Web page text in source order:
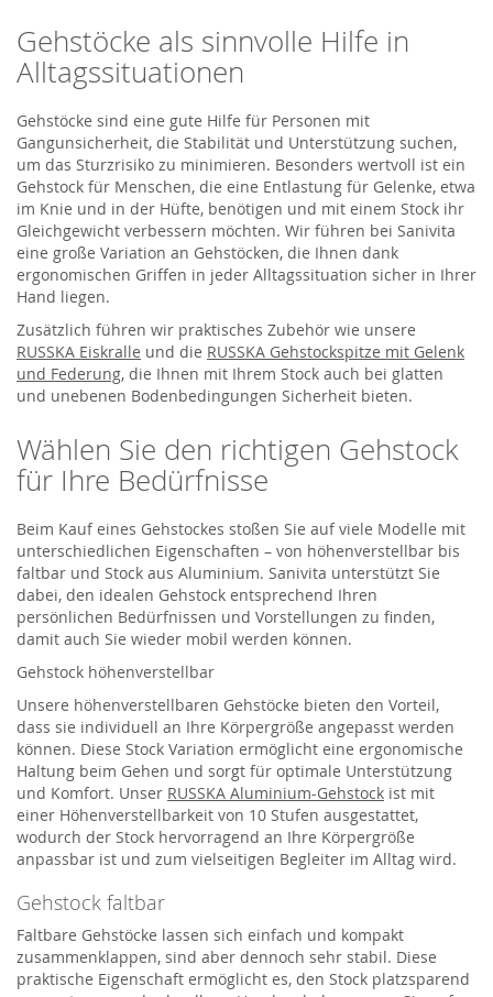
Gehstöcke als sinnvolle Hilfe in
Alltagssituationen
Gehstöcke sind eine gute Hilfe für Personen mit
Gangunsicherheit, die Stabilität und Unterstützung suchen,
um das Sturzrisiko zu minimieren. Besonders wertvoll ist ein
Gehstock für Menschen, die eine Entlastung für Gelenke, etwa
im Knie und in der Hüfte, benötigen und mit einem Stock ihr
Gleichgewicht verbessern möchten. Wir führen bei Sanivita
eine große Variation an Gehstöcken, die Ihnen dank
ergonomischen Griffen in jeder Alltagssituation sicher in Ihrer
Hand liegen.
Zusätzlich führen wir praktisches Zubehör wie unsere
RUSSKA Eiskralle und die RUSSKA Gehstockspitze mit Gelenk
und Federung, die Ihnen mit Ihrem Stock auch bei glatten
und unebenen Bodenbedingungen Sicherheit bieten.
Wählen Sie den richtigen Gehstock
für Ihre Bedürfnisse
Beim Kauf eines Gehstockes stoßen Sie auf viele Modelle mit
unterschiedlichen Eigenschaften – von höhenverstellbar bis
faltbar und Stock aus Aluminium. Sanivita unterstützt Sie
dabei, den idealen Gehstock entsprechend Ihren
persönlichen Bedürfnissen und Vorstellungen zu finden,
damit auch Sie wieder mobil werden können.
Gehstock höhenverstellbar
Unsere höhenverstellbaren Gehstöcke bieten den Vorteil,
dass sie individuell an Ihre Körpergröße angepasst werden
können. Diese Stock Variation ermöglicht eine ergonomische
Haltung beim Gehen und sorgt für optimale Unterstützung
und Komfort. Unser RUSSKA Aluminium-Gehstock ist mit
einer Höhenverstellbarkeit von 10 Stufen ausgestattet,
wodurch der Stock hervorragend an Ihre Körpergröße
anpassbar ist und zum vielseitigen Begleiter im Alltag wird.
Gehstock faltbar
Faltbare Gehstöcke lassen sich einfach und kompakt
zusammenklappen, sind aber dennoch sehr stabil. Diese
praktische Eigenschaft ermöglicht es, den Stock platzsparend